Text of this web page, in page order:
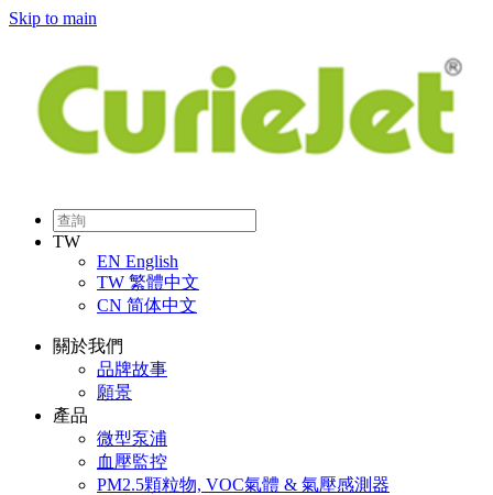
Skip to main
TW
EN English
TW 繁體中文
CN 简体中文
關於我們
品牌故事
願景
產品
微型泵浦
血壓監控
PM2.5顆粒物, VOC氣體 & 氣壓感測器